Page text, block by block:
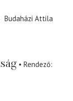
Budaházi Attila
Rendező